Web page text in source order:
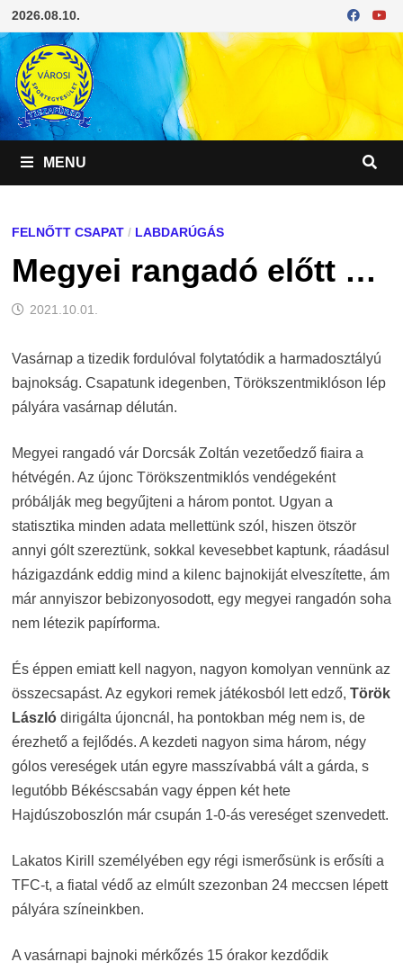
Skip
to
content
2026.08.10.
MENU
FELNŐTT CSAPAT/ LABDARÚGÁS
Megyei rangadó előtt …
2021.10.01.
Vasárnap a tizedik fordulóval folytatódik a harmadosztályú
bajnokság. Csapatunk idegenben, Törökszentmiklóson lép
pályára vasárnap délután.
Megyei rangadó vár Dorcsák Zoltán vezetőedző fiaira a
hétvégén. Az újonc Törökszentmiklós vendégeként
próbálják meg begyűjteni a három pontot. Ugyan a
statisztika minden adata mellettünk szól, hiszen ötször
annyi gólt szereztünk, sokkal kevesebbet kaptunk, ráadásul
házigazdánk eddig mind a kilenc bajnokiját elveszítette, ám
már annyiszor bebizonyosodott, egy megyei rangadón soha
nem létezik papírforma.
És éppen emiatt kell nagyon, nagyon komolyan vennünk az
összecsapást. Az egykori remek játékosból lett edző, Török
Lászlódirigálta újoncnál, ha pontokban még nem is, de
érezhető a fejlődés. A kezdeti nagyon sima három, négy
gólos vereségek után egyre masszívabbá vált a gárda, s
legutóbb Békéscsabán vagy éppen két hete
Hajdúszoboszlón már csupán 1-0-ás vereséget szenvedett.
Lakatos Kirill személyében egy régi ismerősünk is erősíti a
TFC-t, a fiatal védő az elmúlt szezonban 24 meccsen lépett
pályára színeinkben.
A vasárnapi bajnoki mérkőzés 15 órakor kezdődik